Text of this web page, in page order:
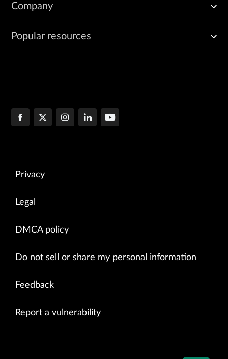
Company
Popular resources
Privacy
Legal
DMCA policy
Do not sell or share my personal information
Feedback
Report a vulnerability